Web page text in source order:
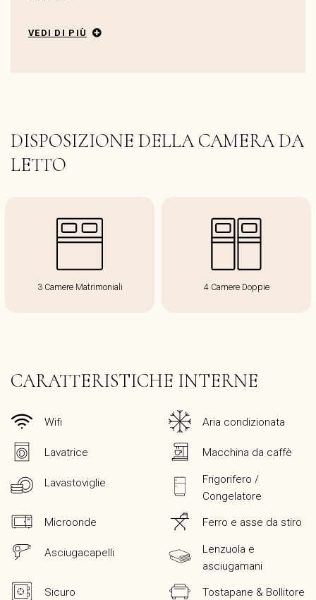
VEDI DI PIÙ
DISPOSIZIONE DELLA CAMERA DA
LETTO
3 Camere Matrimoniali 4 Camere Doppie
CARATTERISTICHE INTERNE
Wifi Aria condizionata
Lavatrice Macchina da caffè
Lavastoviglie
Frigorifero /
Congelatore
Microonde Ferro e asse da stiro
Asciugacapelli
Lenzuola e
asciugamani
Sicuro Tostapane & Bollitore